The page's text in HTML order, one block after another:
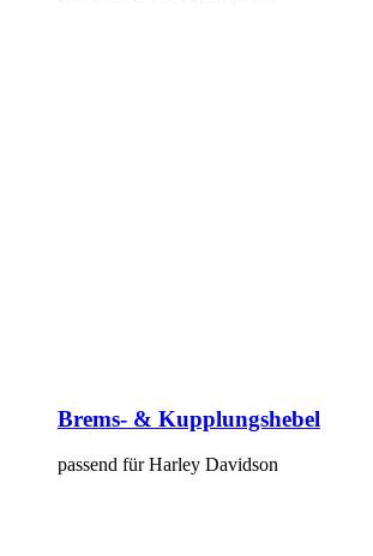
Brems- & Kupplungshebel
passend für Harley Davidson